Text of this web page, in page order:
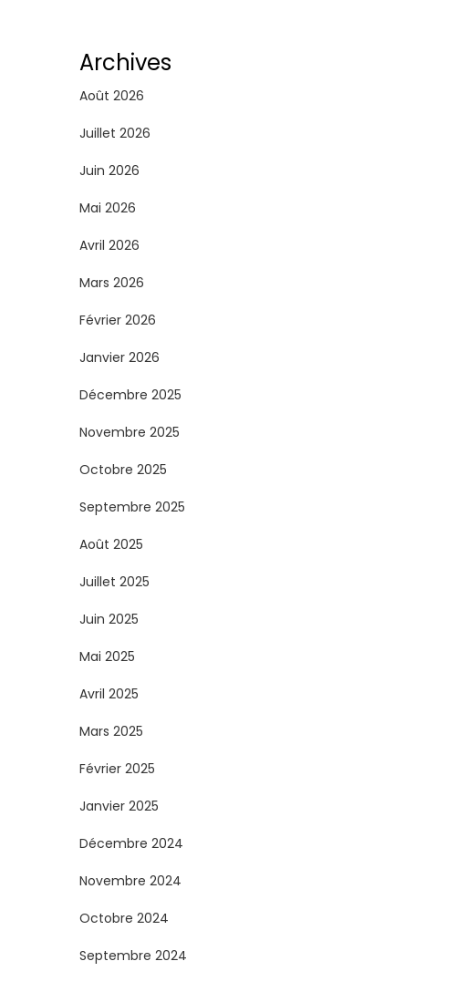
i
n
a
t
i
o
n
d
e
s
p
u
b
l
i
c
a
t
i
o
n
s
Archives
Août 2026
Juillet 2026
Juin 2026
Mai 2026
Avril 2026
Mars 2026
Février 2026
Janvier 2026
Décembre 2025
Novembre 2025
Octobre 2025
Septembre 2025
Août 2025
Juillet 2025
Juin 2025
Mai 2025
Avril 2025
Mars 2025
Février 2025
Janvier 2025
Décembre 2024
Novembre 2024
Octobre 2024
Septembre 2024